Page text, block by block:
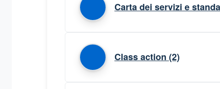
Carta dei servizi e
Class action (2)